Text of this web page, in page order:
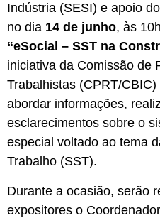
Indústria (SESI) e apoio
no dia 14 de junho, às
“eSocial – SST na
iniciativa da Comissão de
Trabalhistas (CPRT/
abordar informações,
esclarecimentos sobre o
especial voltado ao tema
Trabalho (SST).
Durante a ocasião, serão
expositores o